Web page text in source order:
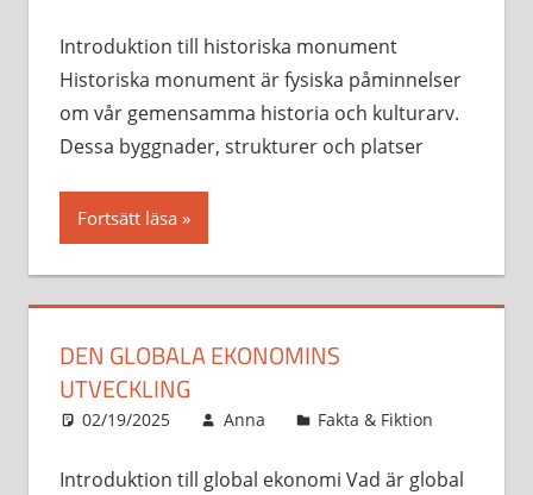
Introduktion till historiska monument
Historiska monument är fysiska påminnelser
om vår gemensamma historia och kulturarv.
Dessa byggnader, strukturer och platser
Fortsätt läsa
DEN GLOBALA EKONOMINS
UTVECKLING
02/19/2025 Anna Fakta & Fiktion
Introduktion till global ekonomi Vad är global